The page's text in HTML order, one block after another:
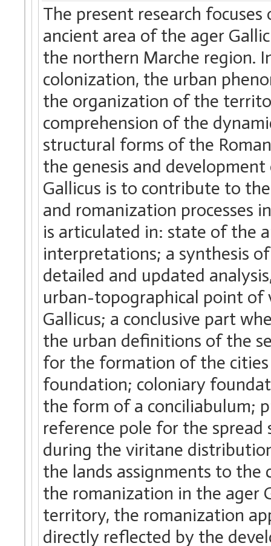
The present research
ancient area of the ager
the northern Marche region.
colonization, the urban
the organization of the
comprehension of the
structural forms of the
the genesis and
Gallicus is to contribute to
and romanization processes
is articulated in: state of the
interpretations; a synthesis
detailed and updated
urban-topographical point of
Gallicus; a conclusive part
the urban definitions of the
for the formation of the cities
foundation; coloniary
the form of a conciliabulum;
reference pole for the
during the viritane
the lands assignments to
the romanization in the ager
territory, the romanization
directly reflected by the